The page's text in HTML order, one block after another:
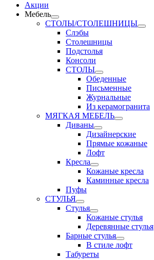
Акции
Мебель
СТОЛЫ/СТОЛЕШНИЦЫ
Слэбы
Столешницы
Подстолья
Консоли
СТОЛЫ
Обеденные
Письменные
Журнальные
Из керамогранита
МЯГКАЯ МЕБЕЛЬ
Диваны
Дизайнерские
Прямые кожаные
Лофт
Кресла
Кожаные кресла
Каминные кресла
Пуфы
СТУЛЬЯ
Стулья
Кожаные стулья
Деревянные стулья
Барные стулья
В стиле лофт
Табуреты